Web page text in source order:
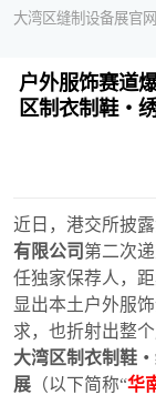
展会影响力
展会回顾
精彩
展位申请
参展福利&优惠
2026广告招商手册
观众中心
个人免费参观
观众福利
免费住酒店 省
新闻与活动
展会动态 展会
联系我们
大湾区缝制设备展官网
户外服饰赛道
区制衣制鞋・
近日，港交所披
有限公司 第二次
任独家保荐人，
显出本土户外服
求，也折射出整
大湾区制衣制鞋
展 （以下简称“华